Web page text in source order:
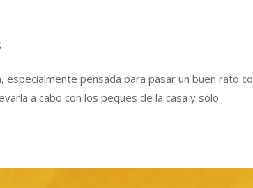
pensada para pasar un buen rato
a cabo con los peques de la casa y sólo